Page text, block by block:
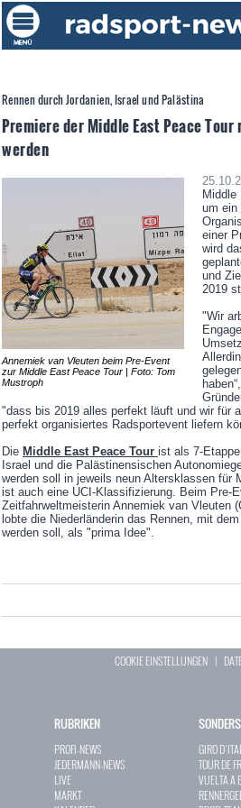
Rennen durch Jordanien, Israel und Palästina
Premiere der Middle East Peace
werden
Annemiek van Vleuten beim Pre-Event
zur Middle East Peace Tour | Foto: Tom
Mustroph
um ein
einer
wird
und
2019
"Wir
"dass bis 2019 alles perfekt läuft und wir für
perfekt organisiertes Radsportevent liefern
Die Middle East Peace Tour ist als 7-
Israel und die Palästinensischen
werden soll in jeweils neun Altersklassen für
ist auch eine UCI-Klassifizierung. Beim Pre-
Zeitfahrweltmeisterin Annemiek van Vleuten
lobte die Niederländerin das Rennen, mit
werden soll, als "prima Idee".
COOKIE EINSTELLUNGEN |
RUBRIKEN
PROFI-NEWS
JEDERMANN-NEWS
LIVE
MARKT
GIRO
TOUR DE
VUELTA A